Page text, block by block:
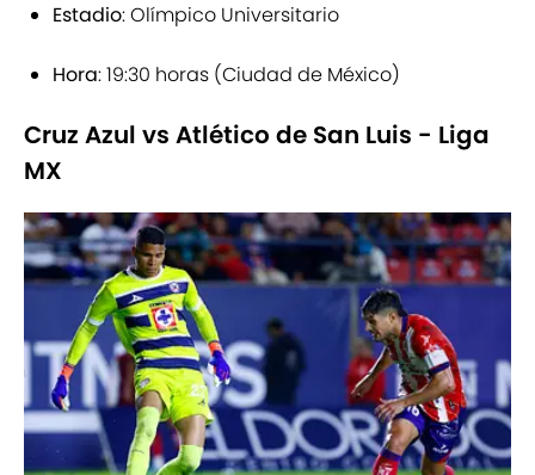
Estadio: Olímpico Universitario
Hora: 19:30 horas (Ciudad de México)
Cruz Azul vs Atlético de San Luis - Liga
MX